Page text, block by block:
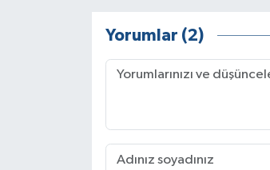
Yorumlar (2)